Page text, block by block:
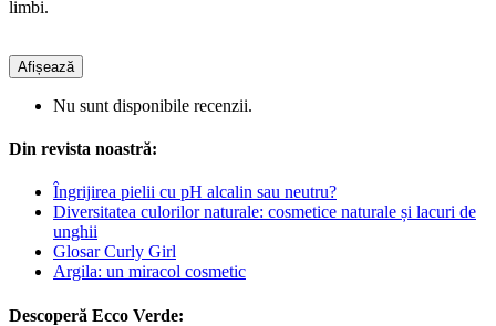
limbi.
Afișează
Nu sunt disponibile recenzii.
Din revista noastră:
Îngrijirea pielii cu pH alcalin sau neutru?
Diversitatea culorilor naturale: cosmetice naturale și lacuri de
unghii
Glosar Curly Girl
Argila: un miracol cosmetic
Descoperă Ecco Verde: